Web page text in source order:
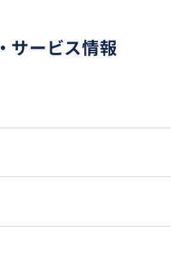
ドバザール内をサクッと散
サービス情報